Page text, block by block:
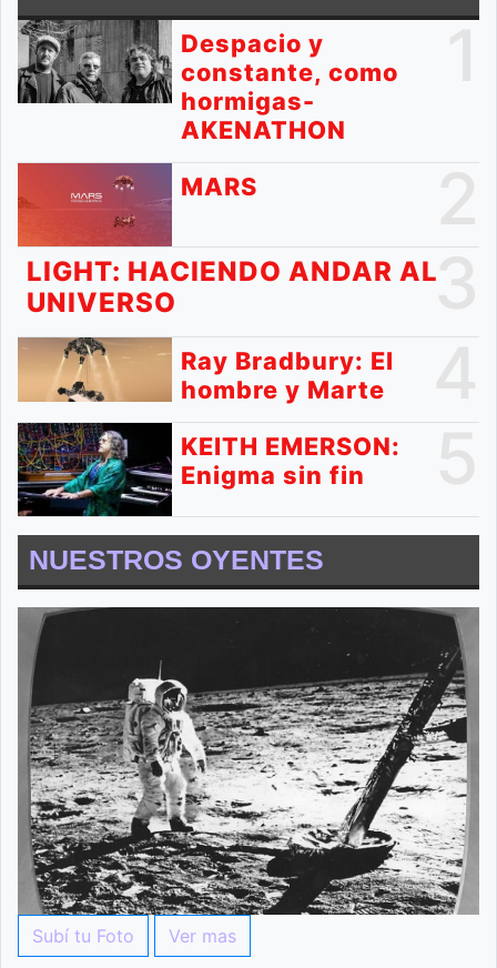
Despacio y
constante, como
hormigas-
AKENATHON
MARS
3
LIGHT: HACIENDO ANDAR AL
UNIVERSO
Ray Bradbury: El
hombre y Marte
KEITH EMERSON:
Enigma sin fin
NUESTROS OYENTES
Subí tu Foto Ver mas